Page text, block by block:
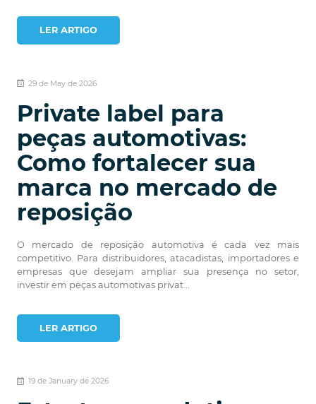
LER ARTIGO
29 de May de 2026
Private label para
peças automotivas:
Como fortalecer sua
marca no mercado de
reposição
O mercado de reposição automotiva é cada vez mais
competitivo. Para distribuidores, atacadistas, importadores e
empresas que desejam ampliar sua presença no setor,
investir em peças automotivas privat...
LER ARTIGO
19 de January de 2026